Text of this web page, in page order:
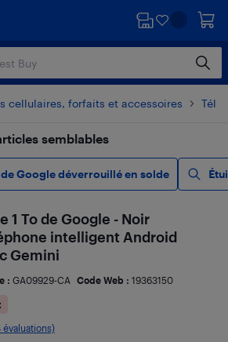
cellulaires, forfaits et accessoires
semblables
de Google déverrouillé en solde
1 To de Google - Noir
intelligent Android
Gemini
: GA09929-CA Code Web : 19363150
évaluations)